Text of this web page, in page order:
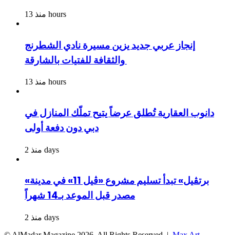
منذ 13 hours
إنجاز عربي جديد يزين مسيرة نادي الشطرنج
منذ 13 hours
دانوب العقارية تُطلق عرضاً يتيح تملّك المنازل في
دبي دون دفعة أولى
منذ 2 days
«برتڤيل» تبدأ تسليم مشروع «ڤيل 11» في مدينة
مصدر قبل الموعد بـ14 شهراً
منذ 2 days